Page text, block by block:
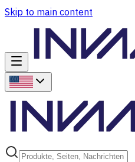
Skip to main content